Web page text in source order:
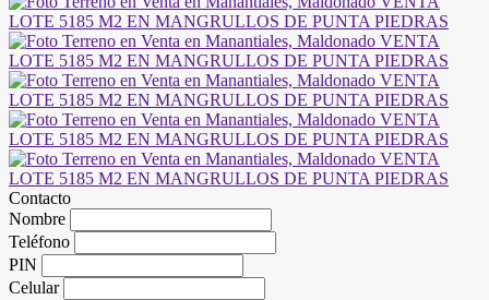
Contacto
Nombre
Teléfono
PIN
Celular